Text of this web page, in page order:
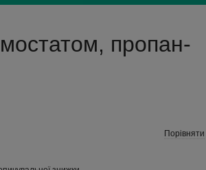
пропан-
Порівняти